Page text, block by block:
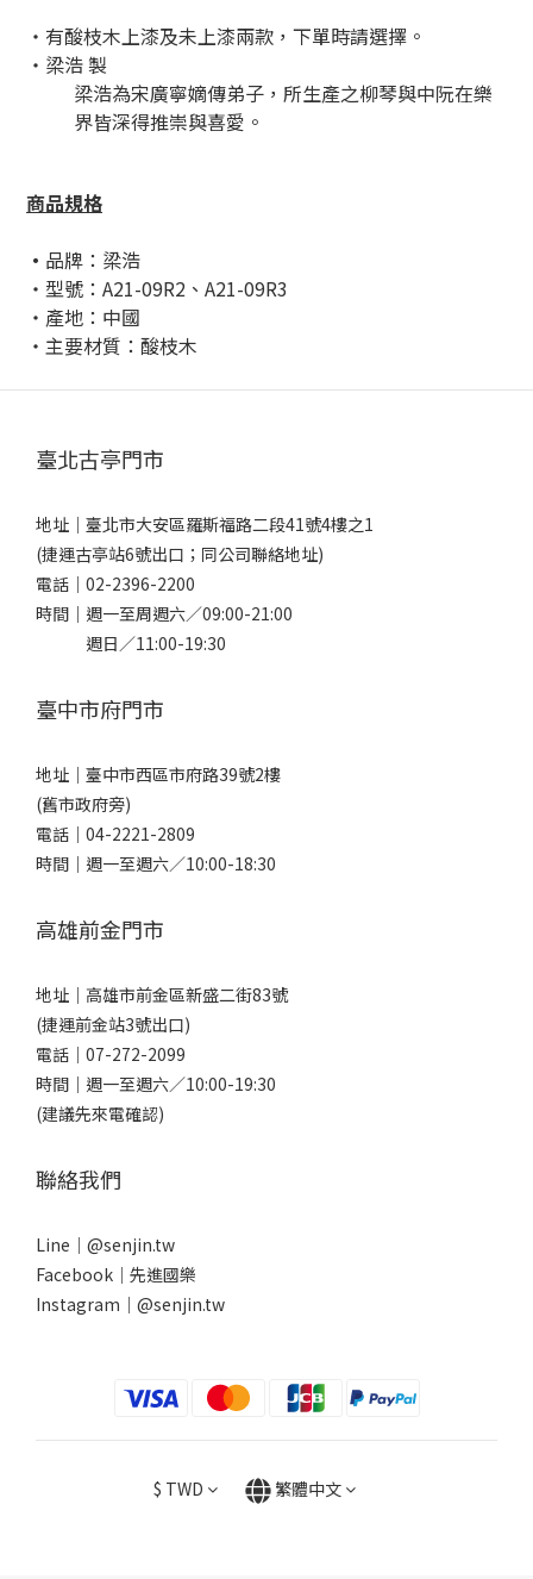
・有酸枝木上漆及未上漆兩款，下單時請選擇。
・梁浩 製
梁浩為宋廣寧嫡傳弟子，所生產之柳琴與中阮在樂
界皆深得推崇與喜愛。
商品規格
・ 品牌：梁浩
・型號：A21-09R2、A21-09R3
・產地：中國
・主要材質：酸枝木
臺北古亭門市
地址｜ 臺北市大安區羅斯福路二段41號4樓之1
(捷運古亭站6號出口；同公司聯絡地址)
電話｜ 02-2396-2200
時間｜週一至周週六／09:00-21:00
週日／11:00-19:30
臺中市府門市
地址｜ 臺中市西區市府路39號2樓
(舊市政府旁)
電話｜ 04-2221-2809
時間｜週一至週六／10:00-18:30
高雄前金門市
地址｜ 高雄市前金區新盛二街83號
(捷運前金站3號出口)
電話｜ 07-272-2099
時間｜週一至週六／10:00-19:30
(建議先來電確認)
聯絡我們
Line｜ @senjin.tw
Facebook｜ 先進國樂
Instagram｜ @senjin.tw
$ TWD 繁體中文